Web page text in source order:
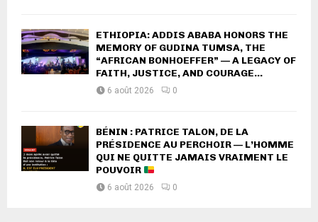
ETHIOPIA: ADDIS ABABA HONORS THE
MEMORY OF GUDINA TUMSA, THE
“AFRICAN BONHOEFFER” — A LEGACY OF
FAITH, JUSTICE, AND COURAGE...
6 août 2026 0
BÉNIN : PATRICE TALON, DE LA
PRÉSIDENCE AU PERCHOIR — L’HOMME
QUI NE QUITTE JAMAIS VRAIMENT LE
POUVOIR
6 août 2026 0